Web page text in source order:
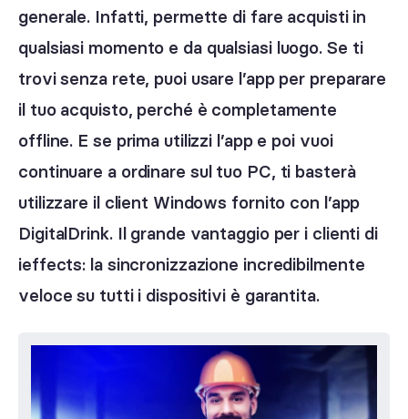
generale. Infatti, permette di fare acquisti in
qualsiasi momento e da qualsiasi luogo. Se ti
trovi senza rete, puoi usare l’app per preparare
il tuo acquisto, perché è completamente
offline. E se prima utilizzi l’app e poi vuoi
continuare a ordinare sul tuo PC, ti basterà
utilizzare il client Windows fornito con l’app
DigitalDrink. Il grande vantaggio per i clienti di
ieffects: la sincronizzazione incredibilmente
veloce su tutti i dispositivi è garantita.